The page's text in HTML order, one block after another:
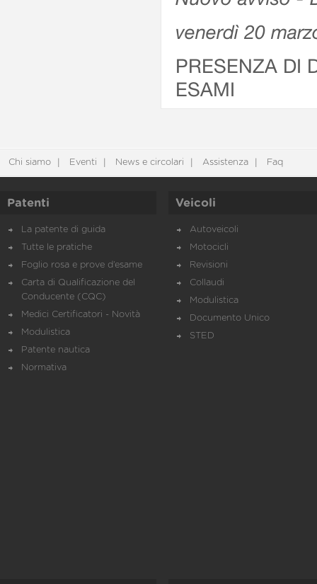
venerdì 20
PRESENZA DI
ESAMI
Chi siamo Eventi News e circolari Assistenza Faq
Patenti
La patente di guida
Tutte le pratiche
Foglio rosa e prove d’esame
Carta di Qualificazione del
Conducente (CQC)
Medici Certificatori - Novità
Modulistica
Patente nautica
Normativa
Veicoli
Autoveicoli
Motocicli
Revisioni
Collaudi
Modulistica
Documento Unico
STED